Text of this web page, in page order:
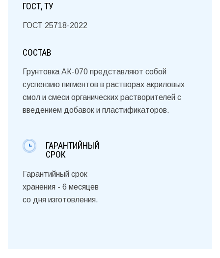
ГОСТ, ТУ
ГОСТ 25718-2022
СОСТАВ
Грунтовка АК-070 представляют собой
суспензию пигментов в растворах акриловых
смол и смеси органических растворителей с
введением добавок и пластификаторов.
ГАРАНТИЙНЫЙ
СРОК
Гарантийный срок
хранения - 6 месяцев
со дня изготовления.